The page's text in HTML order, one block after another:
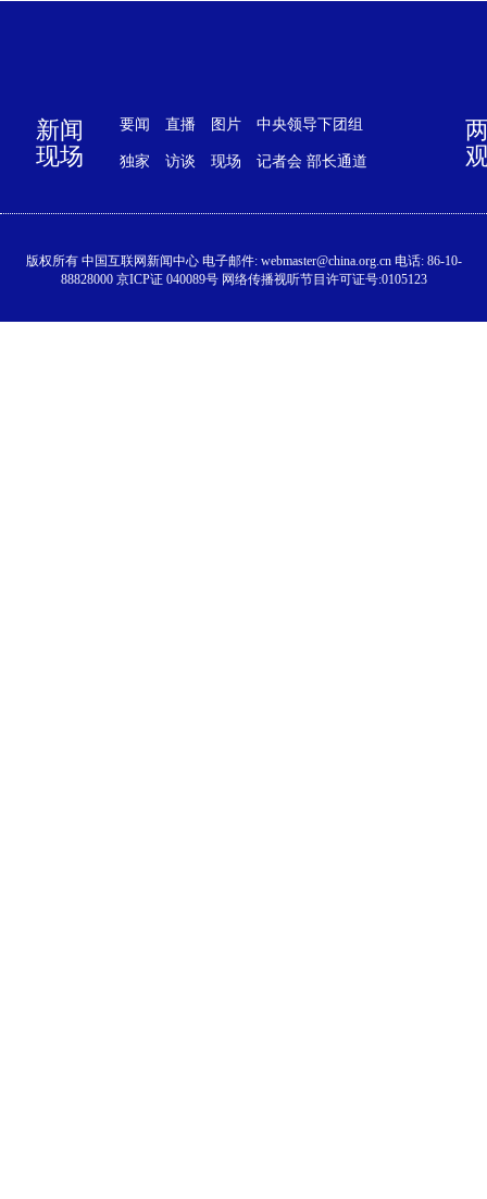
新闻
现场
要闻 直播 图片 中央领导下团组
独家 访谈 现场 记者会 部长通道
版权所有 中国互联网新闻中心 电子邮件: webmaster@china.org.cn 电话: 86-10-
88828000 京ICP证 040089号 网络传播视听节目许可证号:0105123